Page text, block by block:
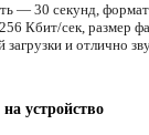
— 30 секунд,
Кбит/сек, размер
загрузки и отлично
устройство